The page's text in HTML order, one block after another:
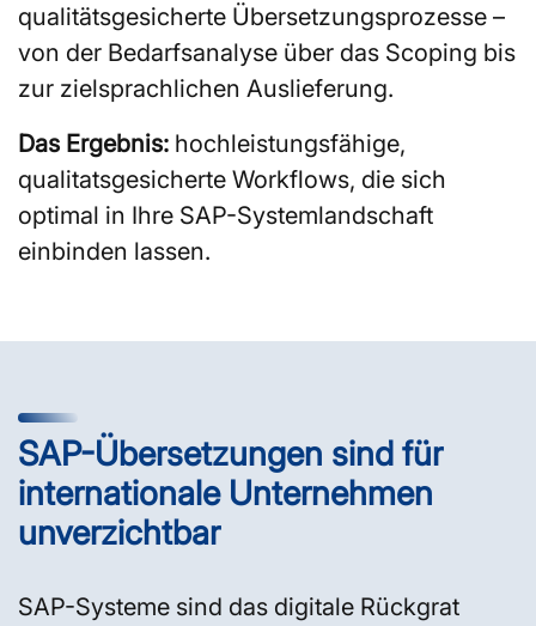
qualitätsgesicherte Übersetzungsprozesse –
von der Bedarfsanalyse über das Scoping bis
zur zielsprachlichen Auslieferung.
Das Ergebnis: hochleistungsfähige,
qualitatsgesicherte Workflows, die sich
optimal in Ihre SAP-Systemlandschaft
einbinden lassen.
SAP-Übersetzungen sind für
internationale Unternehmen
unverzichtbar
SAP-Systeme sind das digitale Rückgrat